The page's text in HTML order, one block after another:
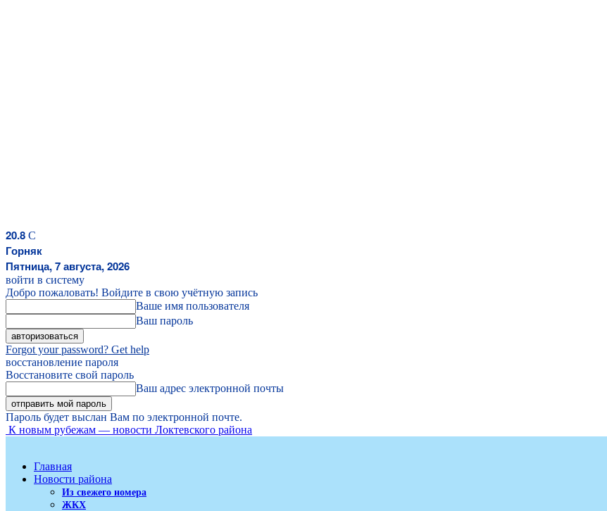
20.8 C
Горняк
Пятница, 7 августа, 2026
войти в систему
Добро пожаловать! Войдите в свою учётную запись
Ваше имя пользователя
Ваш пароль
Forgot your password? Get help
восстановление пароля
Восстановите свой пароль
Ваш адрес электронной почты
Пароль будет выслан Вам по электронной почте.
К новым рубежам — новости Локтевского района
Главная
Новости района
Из свежего номера
ЖКХ